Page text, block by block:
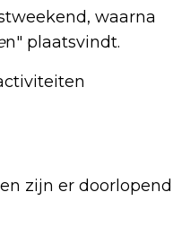
waarna
n" plaatsvindt.
zijn er doorlopend